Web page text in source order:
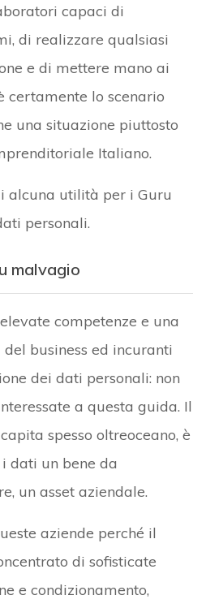
capaci di
di realizzare qualsiasi
e di mettere mano ai
certamente lo scenario
una situazione piuttosto
Italiano.
alcuna utilità per i Guru
personali.
malvagio
competenze e una
business ed incuranti
dei dati personali: non
a questa guida. Il
spesso oltreoceano, è
dati un bene da
un asset aziendale.
aziende perché il
di sofisticate
e condizionamento,